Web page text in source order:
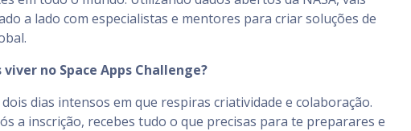
a lado com especialistas e mentores para criar soluções de
viver no Space Apps Challenge?
dias intensos em que respiras criatividade e colaboração.
a inscrição, recebes tudo o que precisas para te preparares e